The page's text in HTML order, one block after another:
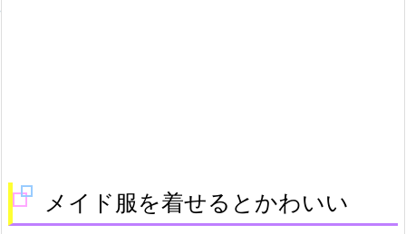
メイド服を着せるとかわいい